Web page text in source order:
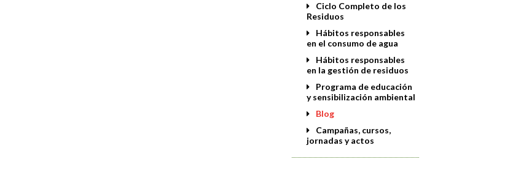
Ciclo Completo de los
Residuos
Hábitos responsables
en el consumo de agua
Hábitos responsables
en la gestión de residuos
Programa de educación
y sensibilización ambiental
Blog
Campañas, cursos,
jornadas y actos